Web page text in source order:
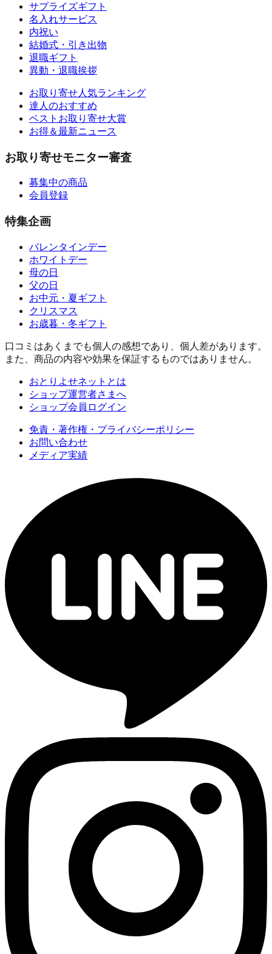
サプライズギフト
名入れサービス
内祝い
結婚式・引き出物
退職ギフト
異動・退職挨拶
お取り寄せ人気ランキング
達人のおすすめ
ベストお取り寄せ大賞
お得＆最新ニュース
お取り寄せモニター審査
募集中の商品
会員登録
特集企画
バレンタインデー
ホワイトデー
母の日
父の日
お中元・夏ギフト
クリスマス
お歳暮・冬ギフト
口コミはあくまでも個人の感想であり、個人差があります。
また、商品の内容や効果を保証するものではありません。
おとりよせネットとは
ショップ運営者さまへ
ショップ会員ログイン
免責・著作権・プライバシーポリシー
お問い合わせ
メディア実績